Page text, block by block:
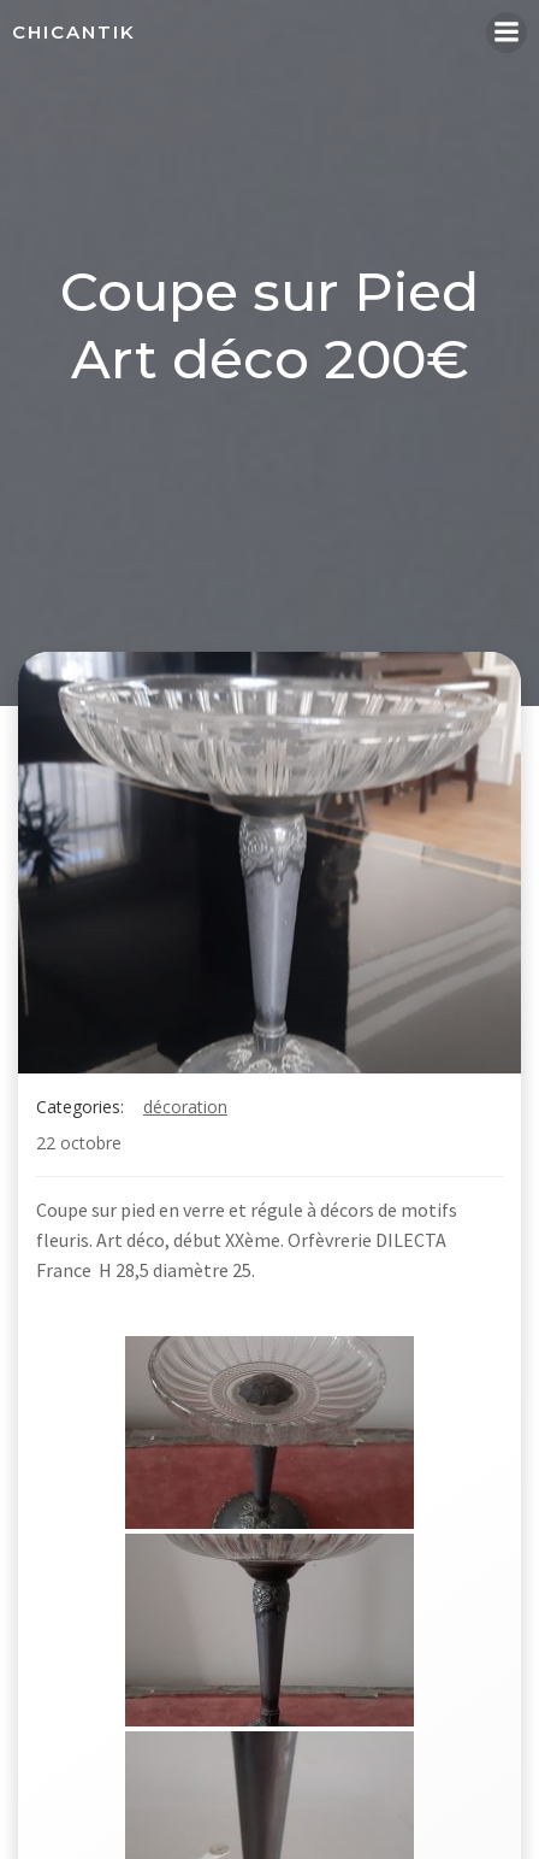
CHICANTIK
Coupe sur Pied
Art déco 200€
Categories:
décoration
22 octobre
Coupe sur pied en verre et régule à décors de motifs
fleuris. Art déco, début XXème. Orfèvrerie DILECTA
France H 28,5 diamètre 25.